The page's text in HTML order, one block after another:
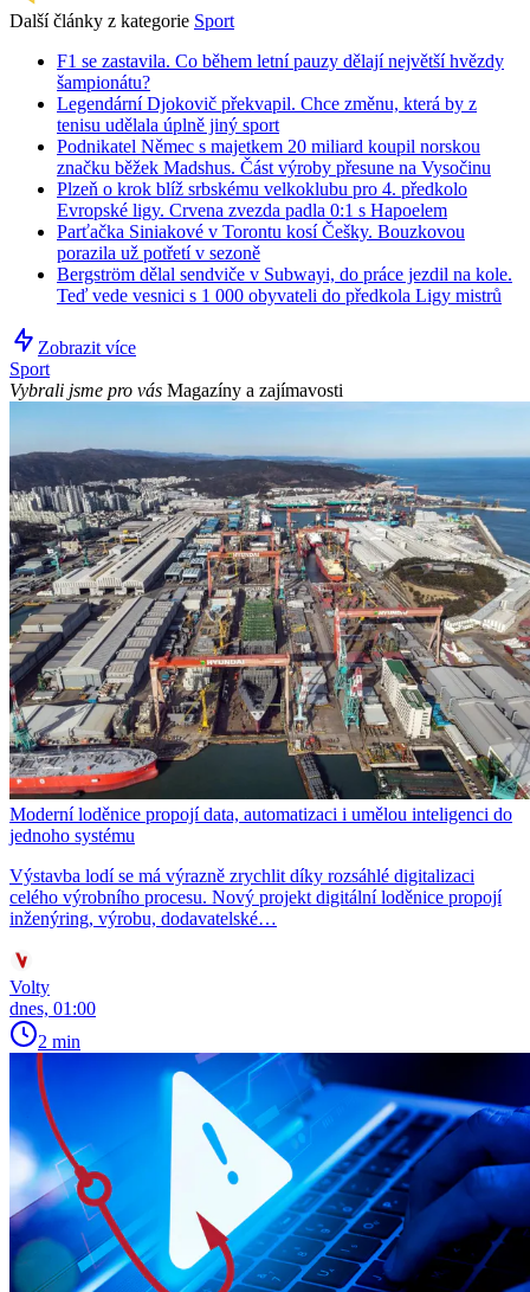
Další články z kategorie Sport
F1 se zastavila. Co během letní pauzy dělají největší hvězdy
šampionátu?
Legendární Djokovič překvapil. Chce změnu, která by z
tenisu udělala úplně jiný sport
Podnikatel Němec s majetkem 20 miliard koupil norskou
značku běžek Madshus. Část výroby přesune na Vysočinu
Plzeň o krok blíž srbskému velkoklubu pro 4. předkolo
Evropské ligy. Crvena zvezda padla 0:1 s Hapoelem
Parťačka Siniakové v Torontu kosí Češky. Bouzkovou
porazila už potřetí v sezoně
Bergström dělal sendviče v Subwayi, do práce jezdil na kole.
Teď vede vesnici s 1 000 obyvateli do předkola Ligy mistrů
Zobrazit více
Sport
Vybrali jsme pro vás Magazíny a zajímavosti
Moderní loděnice propojí data, automatizaci i umělou inteligenci do
jednoho systému
Výstavba lodí se má výrazně zrychlit díky rozsáhlé digitalizaci
celého výrobního procesu. Nový projekt digitální loděnice propojí
inženýring, výrobu, dodavatelské…
Volty
dnes, 01:00
2 min